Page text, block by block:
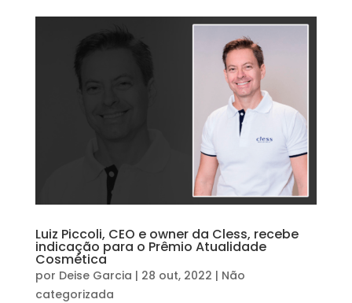
Luiz Piccoli, CEO e owner da Cless, recebe
indicação para o Prêmio Atualidade
Cosmética
por Deise Garcia | 28 out, 2022 | Não
categorizada